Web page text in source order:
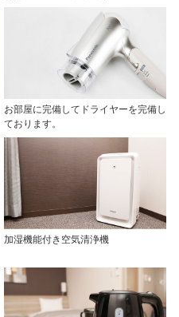
お部屋に完備してドライヤーを完備し
ております。
加湿機能付き空気清浄機